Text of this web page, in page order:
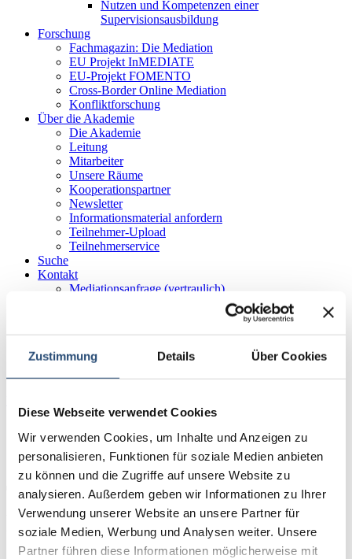
Zustimmung Details Über Cookies
Diese Webseite verwendet Cookies
Wir verwenden Cookies, um Inhalte und Anzeigen zu
personalisieren, Funktionen für soziale Medien anbieten
zu können und die Zugriffe auf unsere Website zu
analysieren. Außerdem geben wir Informationen zu Ihrer
Verwendung unserer Website an unsere Partner für
soziale Medien, Werbung und Analysen weiter. Unsere
Partner führen diese Informationen möglicherweise mit
Nutzen und Kompetenzen einer
Supervisionsausbildung
Forschung
Fachmagazin: Die Mediation
EU Projekt InMEDIATE
EU-Projekt FOMENTO
Cross-Border Online Mediation
Konfliktforschung
Über die Akademie
Die Akademie
Leitung
Mitarbeiter
Unsere Räume
Kooperationspartner
Newsletter
Informationsmaterial anfordern
Teilnehmer-Upload
Teilnehmerservice
Suche
Kontakt
Mediationsanfrage (vertraulich)
Infomaterial anfordern
Über die Akademie
Newsletter
Tragen Sie sich in unseren
Newsletter ein